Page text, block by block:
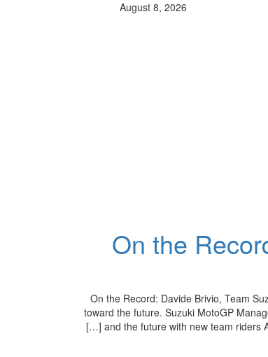
August 8, 2026
On the
On the Record: Davide Brivio, Team
toward the future. Suzuki MotoGP
and the future with new team riders